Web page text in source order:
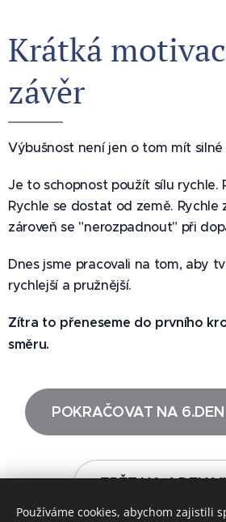
Krátká
závěr 🔥
Výbušnost není jen o tom mít silné
Je to schopnost použít sílu rychle.
Rychle se dostat od země. Rychle
zároveň se "nerozpadnout" při
Dnes jsme pracovali na tom, aby
rychlejší a pružnější.
Zítra to přeneseme do prvního
směru.
POKRAČOVAT NA
ZPĚT NA 4.DEN
Používáme cookies, abychom zajistili